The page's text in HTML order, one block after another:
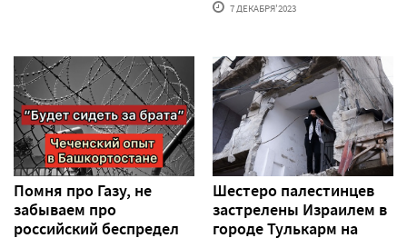
7 ДЕКАБРЯ'2023
Помня про Газу, не
забываем про
российский беспредел
Шестеро палестинцев
застрелены Израилем в
городе Тулькарм на